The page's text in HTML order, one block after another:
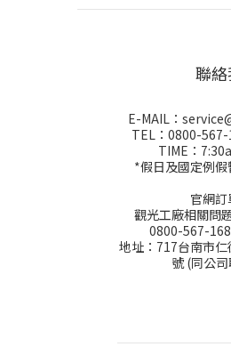
聯
E-MAIL：
TEL：0800-
TIME：
*假日及國定例
官網
觀光工廠相關問
0800-567-
地址：717台南市
號 (同公